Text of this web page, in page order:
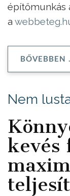
építőmunkás
a
BŐVEBBEN
Nem
kevés